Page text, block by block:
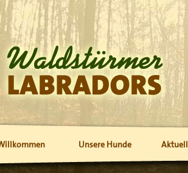
Unsere Hunde Aktuell